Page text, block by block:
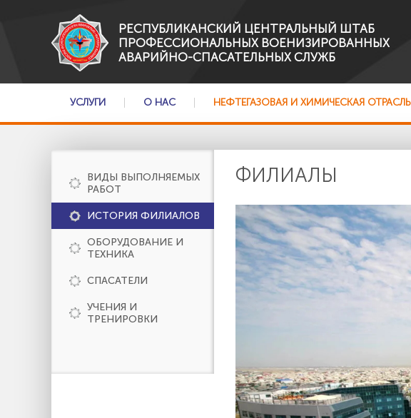
РЕСПУБЛИКАНСКИЙ ЦЕНТРАЛЬНЫЙ ШТАБ
ПРОФЕССИОНАЛЬНЫХ ВОЕНИЗИРОВАННЫХ
АВАРИЙНО-СПАСАТЕЛЬНЫХ СЛУЖБ
УСЛУГИ О НАС НЕФТЕГАЗОВАЯ И ХИМИЧЕСКАЯ ОТРАСЛЬ
ВИДЫ ВЫПОЛНЯЕМЫХ
РАБОТ
ИСТОРИЯ ФИЛИАЛОВ
ОБОРУДОВАНИЕ И
ТЕХНИКА
СПАСАТЕЛИ
УЧЕНИЯ И
ТРЕНИРОВКИ
ФИЛИАЛЫ